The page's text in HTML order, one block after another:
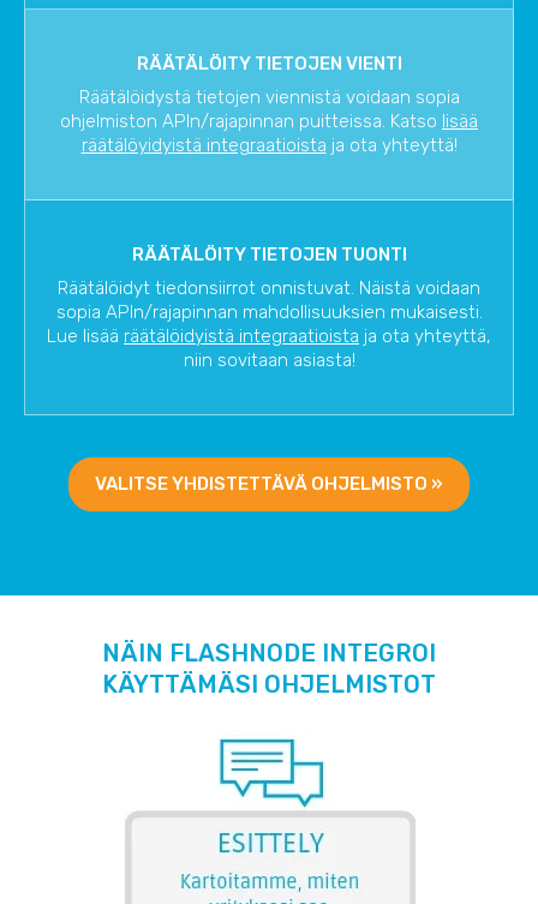
RÄÄTÄLÖITY TIETOJEN VIENTI
Räätälöidystä tietojen viennistä voidaan sopia
ohjelmiston APIn/rajapinnan puitteissa. Katso lisää
räätälöyidyistä integraatioista ja ota yhteyttä!
RÄÄTÄLÖITY TIETOJEN TUONTI
Räätälöidyt tiedonsiirrot onnistuvat. Näistä voidaan
sopia APIn/rajapinnan mahdollisuuksien mukaisesti.
Lue lisää räätälöidyistä integraatioista ja ota yhteyttä,
niin sovitaan asiasta!
VALITSE YHDISTETTÄVÄ OHJELMISTO »
NÄIN FLASHNODE INTEGROI
KÄYTTÄMÄSI OHJELMISTOT